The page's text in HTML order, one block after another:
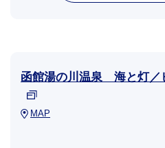
函館湯の川温泉 海と灯／
MAP